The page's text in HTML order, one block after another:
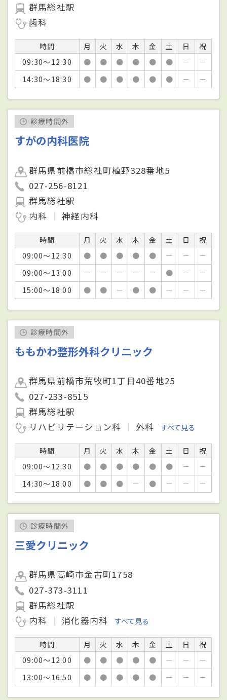
群馬総社駅
歯科
時間 月 火 水 木 金 土 日
祝
09:30～12:30
● ● ● ● ● ● －
－
14:30～18:30
● ● ● ● ● ● － －
診療時間外
すがの内科医院
群馬県前橋市総社町植野328番地5
027-256-8121
群馬総社駅
内科
神経内科
時間 月 火 水 木 金 土 日
祝
09:00～12:30
● ● ● ● ● － －
－
09:00～13:00
－ － － － － ● －
－
15:00～18:00
● ● － ● ● － － －
診療時間外
ももかわ整形外科クリニック
群馬県前橋市荒牧町1丁目40番地25
027-233-8515
群馬総社駅
リハビリテーション科
外科 すべて見る
時間 月 火 水 木 金 土 日
祝
09:00～12:30
● ● ● ● ● ● －
－
14:30～18:00
● ● ● － ● － － －
診療時間外
三愛クリニック
群馬県高崎市金古町1758
027-373-3111
群馬総社駅
内科
消化器内科 すべて見る
時間 月 火 水 木 金 土 日
祝
09:00～12:00
● ● ● ● ● － －
－
13:00～16:50
● ● ● ● ● － － －